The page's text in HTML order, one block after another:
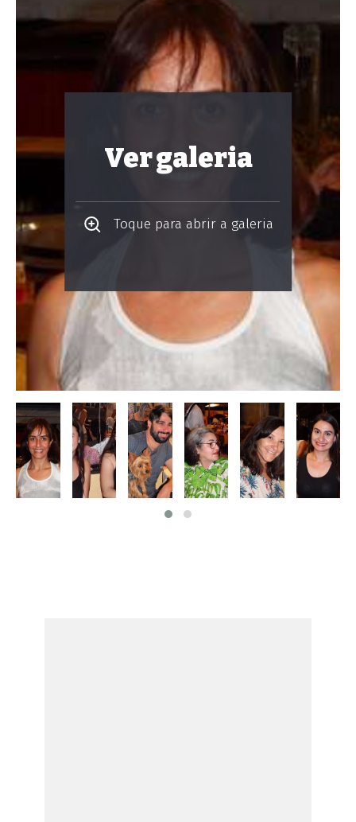
Ver galeria
Toque para abrir a galeria